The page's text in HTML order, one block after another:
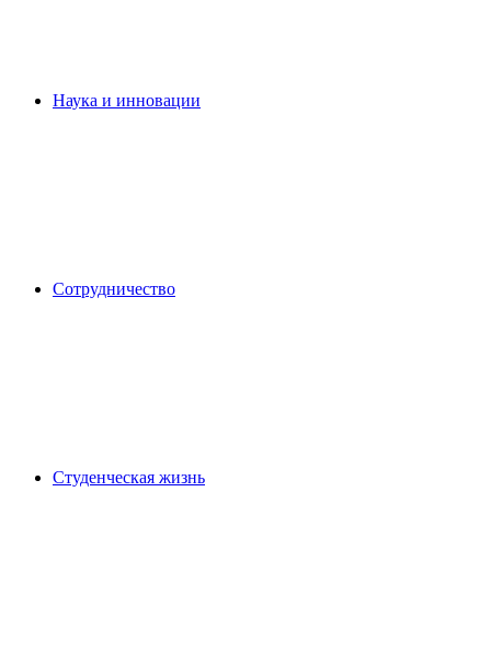
Наука и инновации
Сотрудничество
Студенческая жизнь